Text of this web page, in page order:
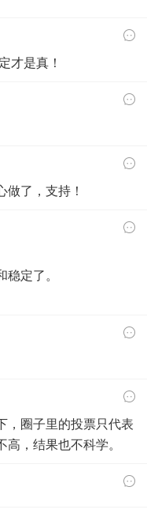
才是真！
做了，支持！
定了。
，圈子里的投票只代表
，结果也不科学。